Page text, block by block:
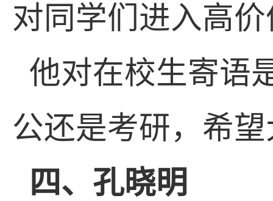
对同学们进入高
他对在校生寄语
公还是考研，希
四、孔晓明